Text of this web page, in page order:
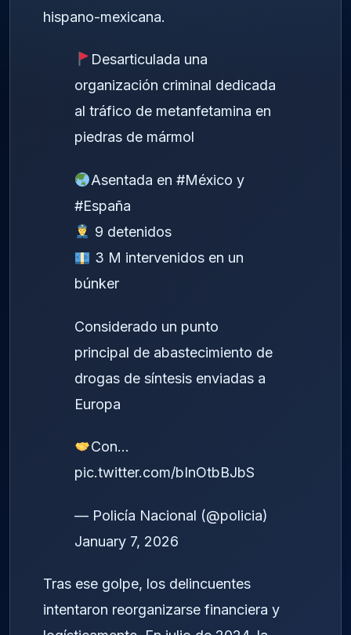
hispano-mexicana.
Desarticulada una
organización criminal dedicada
al tráfico de metanfetamina en
piedras de mármol
Asentada en #México y
#España
9 detenidos
3 M intervenidos en un
búnker
Considerado un punto
principal de abastecimiento de
drogas de síntesis enviadas a
Europa
Con…
pic.twitter.com/bInOtbBJbS
— Policía Nacional (@policia)
January 7, 2026
Tras ese golpe, los delincuentes
intentaron reorganizarse financiera y